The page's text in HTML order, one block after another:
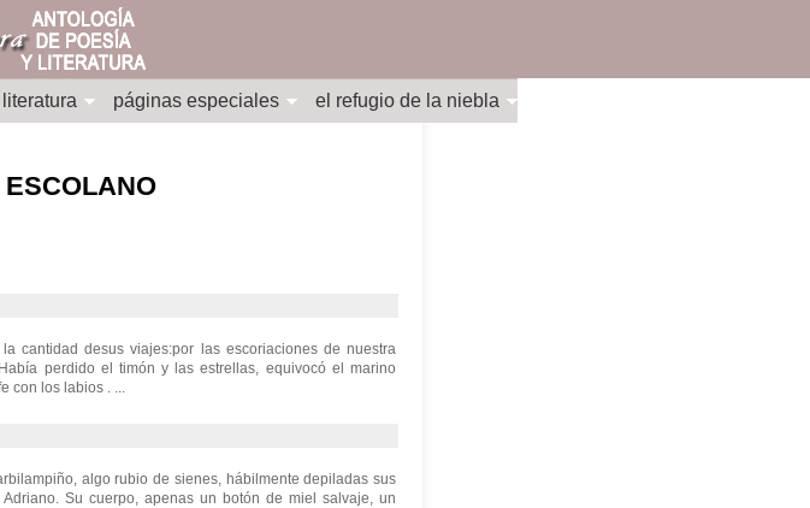
literatura páginas especiales el refugio de la niebla
cantidad desus viajes:por las escoriaciones de nuestra
perdido el timón y las estrellas, equivocó el marino
con los labios . ...
algo rubio de sienes, hábilmente depiladas sus
Su cuerpo, apenas un botón de miel salvaje, un